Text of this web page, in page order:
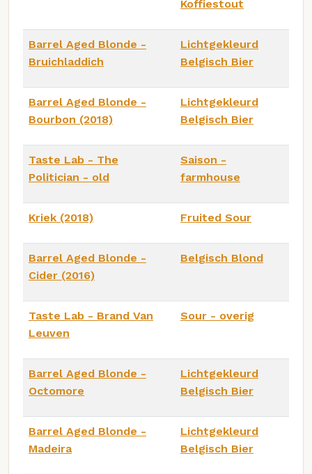
Koffiestout
Barrel Aged Blonde -
Bruichladdich
Lichtgekleurd
Belgisch Bier
Barrel Aged Blonde -
Bourbon (2018)
Lichtgekleurd
Belgisch Bier
Taste Lab - The
Politician - old
Saison -
farmhouse
Kriek (2018) Fruited Sour
Barrel Aged Blonde -
Cider (2016)
Belgisch Blond
Taste Lab - Brand Van
Leuven
Sour - overig
Barrel Aged Blonde -
Octomore
Lichtgekleurd
Belgisch Bier
Barrel Aged Blonde -
Madeira
Lichtgekleurd
Belgisch Bier